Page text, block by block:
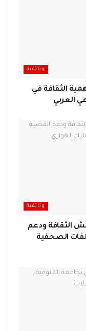
وثائقية
الثقافة في
العربي
وثائقية
الثقافة ودعم
الصحفية